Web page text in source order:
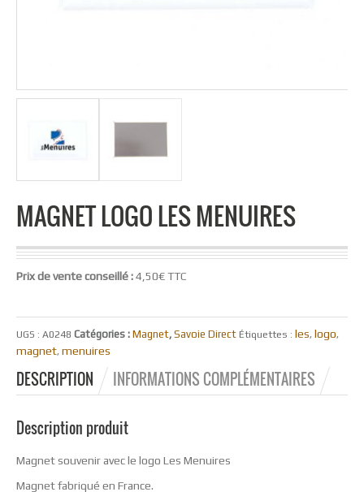
MAGNET LOGO LES MENUIRES
Prix de vente conseillé :4,50€ TTC
UGS : A0248 Catégories : Magnet, Savoie Direct Étiquettes : les, logo,
magnet, menuires
DESCRIPTION INFORMATIONS COMPLÉMENTAIRES
Description produit
Magnet souvenir avec le logo Les Menuires
Magnet fabriqué en France.